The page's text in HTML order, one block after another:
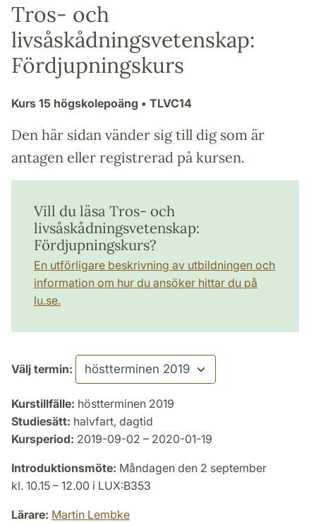
Tros- och
livsåskådningsvetenskap:
Fördjupningskurs
Kurs 15 högskolepoäng • TLVC14
Den här sidan vänder sig till dig som är
antagen eller registrerad på kursen.
Vill du läsa Tros- och
livsåskådningsvetenskap:
Fördjupningskurs?
En utförligare beskrivning av utbildningen och
information om hur du ansöker hittar du på
lu.se.
Välj termin:
Kurstillfälle: höstterminen 2019
Studiesätt: halvfart, dagtid
Kursperiod: 2019-09-02 – 2020-01-19
Introduktionsmöte: Måndagen den 2 september
kl. 10.15 – 12.00 i LUX:B353
Lärare: Martin Lembke